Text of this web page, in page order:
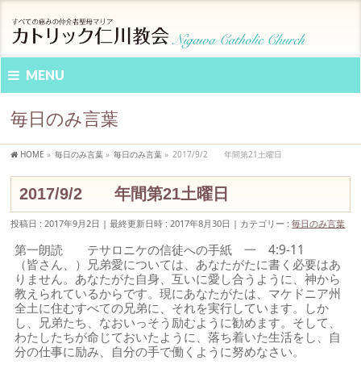
MENU
毎日のみ言葉
HOME » 毎日のみ言葉 » 毎日のみ言葉 » 2017/9/2 年間第21土曜日
2017/9/2 年間第21土曜日
投稿日 : 2017年9月2日 最終更新日時 : 2017年8月30日 カテゴリー :毎日のみ言葉
第一朗読 テサロニケの信徒への手紙 一 4:9-11
（皆さん、）兄弟愛については、あなたがたに書く必要はあ
りません。あなたがた自身、互いに愛し合うように、神から
教えられているからです。現にあなたがたは、マケドニア州
全土に住むすべての兄弟に、それを実行しています。しか
し、兄弟たち、なおいっそう励むように勧めます。そして、
わたしたちが命じておいたように、落ち着いた生活をし、自
分の仕事に励み、自分の手で働くように努めなさい。